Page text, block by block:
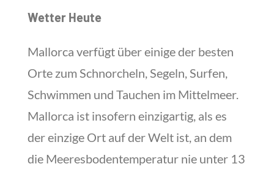
Wetter Heute
Mallorca verfügt über einige der besten
Orte zum Schnorcheln, Segeln, Surfen,
Schwimmen und Tauchen im Mittelmeer.
Mallorca ist insofern einzigartig, als es
der einzige Ort auf der Welt ist, an dem
die Meeresbodentemperatur nie unter 13